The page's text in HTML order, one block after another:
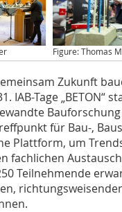
Figure: Thomas
Zukunft
IAB-Tage
Bauforschung
für Bau-,
Plattform, um
fachlichen
Teilnehmende